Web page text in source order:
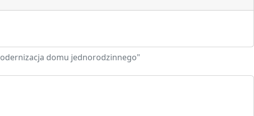
domu jednorodzinnego"